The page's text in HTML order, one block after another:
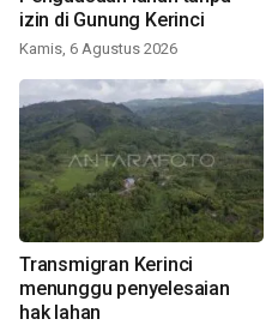
izin di Gunung Kerinci
Kamis, 6 Agustus 2026
Transmigran Kerinci
menunggu penyelesaian
hak lahan